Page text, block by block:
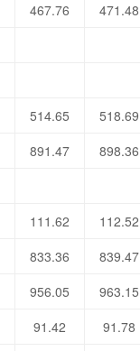
467.76 471.48
514.65 518.69
891.47 898.36
111.62 112.52
833.36 839.47
956.05 963.15
91.42 91.78